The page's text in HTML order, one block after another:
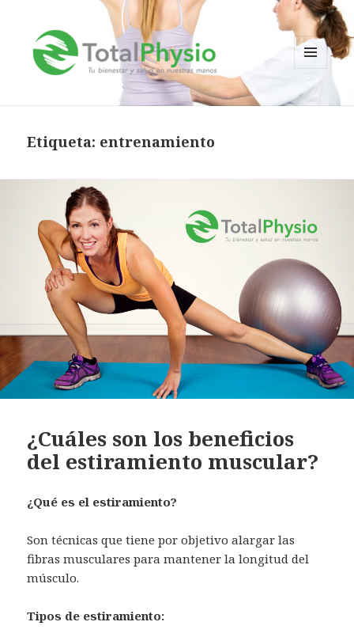
TotalPhysio
Y
WIDGETS
Etiqueta: entrenamiento
¿Cuáles son los beneficios
del estiramiento muscular?
¿Qué es el estiramiento?
Son técnicas que tiene por objetivo alargar las
fibras musculares para mantener la longitud del
músculo.
Tipos de estiramiento: